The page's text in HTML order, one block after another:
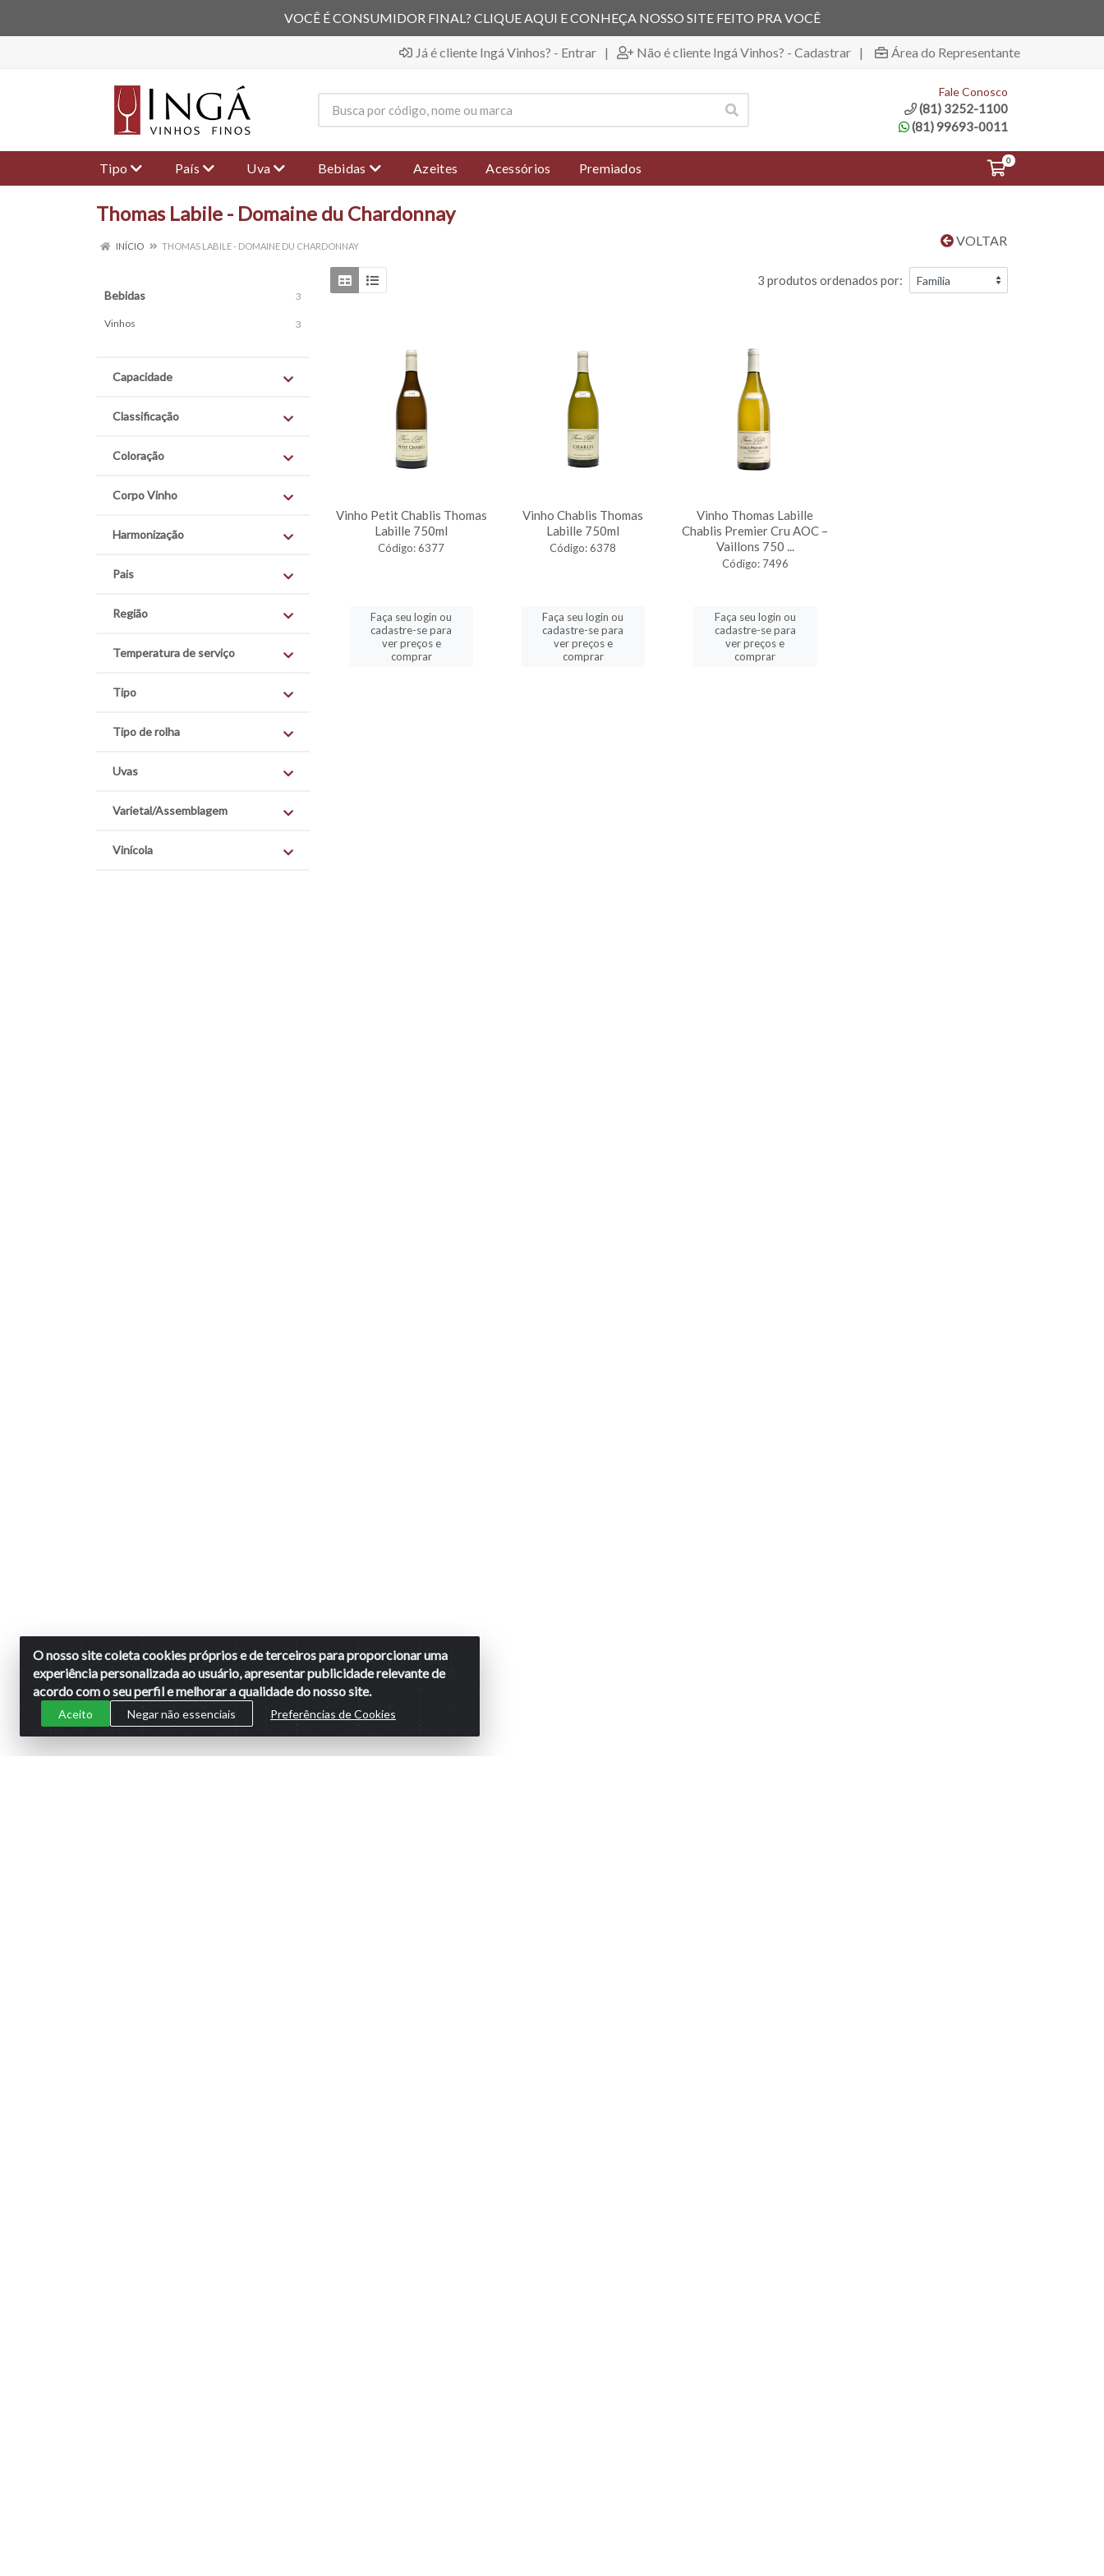
VOCÊ É CONSUMIDOR FINAL? CLIQUE AQUI E CONHEÇA NOSSO SITE FEITO PRA VOCÊ
Já é cliente Ingá Vinhos? - Entrar | Não é cliente Ingá Vinhos? - Cadastrar | Área do Representante
Fale Conosco
(81) 3252-1100
(81) 99693-0011
Tipo País Uva Bebidas Azeites Acessórios Premiados
0
Thomas Labile - Domaine du Chardonnay
VOLTAR
INÍCIO THOMAS LABILE - DOMAINE DU CHARDONNAY
Bebidas 3
Vinhos 3
Capacidade
Classificação
Coloração
Corpo Vinho
Harmonização
Pais
Região
Temperatura de serviço
Tipo
Tipo de rolha
Uvas
Varietal/Assemblagem
Vinícola
3 produtos ordenados por:
Vinho Petit Chablis Thomas
Labille 750ml
Código: 6377
Faça seu login ou
cadastre-se para
ver preços e
comprar
Vinho Chablis Thomas
Labille 750ml
Código: 6378
Faça seu login ou
cadastre-se para
ver preços e
comprar
Vinho Thomas Labille
Chablis Premier Cru AOC –
Vaillons 750 ...
Código: 7496
Faça seu login ou
cadastre-se para
ver preços e
comprar
O nosso site coleta cookies próprios e de terceiros para proporcionar uma
experiência personalizada ao usuário, apresentar publicidade relevante de
acordo com o seu perfil e melhorar a qualidade do nosso site.
Aceito Negar não essenciais Preferências de Cookies